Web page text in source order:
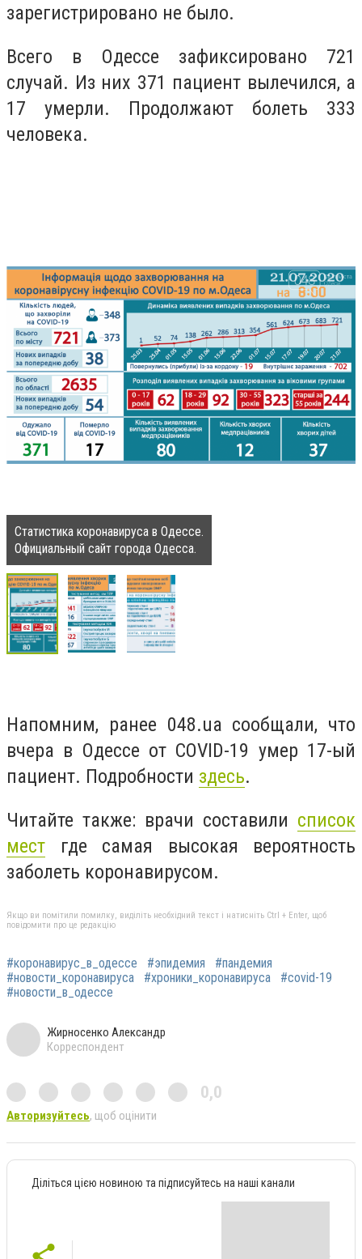
зарегистрировано не было.
Всего в Одессе зафиксировано 721
случай. Из них 371 пациент вылечился, а
17 умерли. Продолжают болеть 333
человека.
Статистика коронавируса в Одессе.
Официальный сайт города Одесса.
Напомним, ранее 048.ua сообщали, что
вчера в Одессе от COVID-19 умер 17-ый
пациент. Подробности здесь.
Читайте также: врачи составили список
мест где самая высокая вероятность
заболеть коронавирусом.
Якщо ви помітили помилку, виділіть необхідний текст і натисніть Ctrl + Enter, щоб
повідомити про це редакцію
#коронавирус_в_одессе #эпидемия
#пандемия
#новости_коронавируса
#хроники_коронавируса
#covid-19
#новости_в_одессе
Жирносенко Александр
Корреспондент
0,0
Авторизуйтесь, щоб оцінити
Діліться цією новиною та підписуйтесь на наші канали